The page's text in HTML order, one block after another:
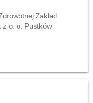
Zakład
z o. o. Pustków